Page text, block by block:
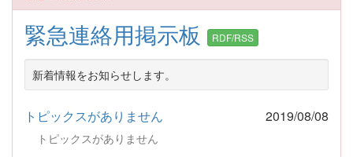
緊急連絡用掲示板 RDF/RSS
新着情報をお知らせします。
トピックスがありません 2019/08/08
トピックスがありません